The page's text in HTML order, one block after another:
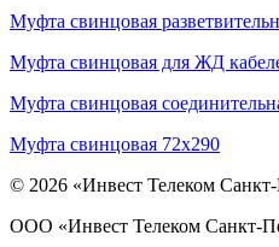
Муфта свинцовая
Муфта свинцовая для ЖД
Муфта свинцовая
Муфта свинцовая 72х290
© 2026 «Инвест Телеком Санкт-
ООО «Инвест Телеком Санкт-